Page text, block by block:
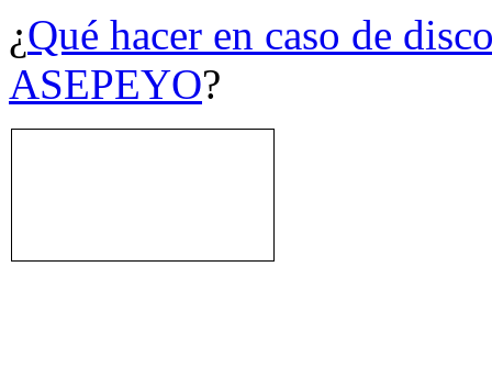
¿Qué hacer en caso de
ASEPEYO?